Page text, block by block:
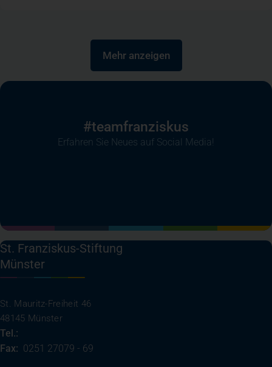
Mehr anzeigen
#teamfranziskus
Erfahren Sie Neues auf Social Media!
St. Franziskus-Stiftung
Münster
St. Mauritz-Freiheit 46
48145 Münster
Tel.:
Fax: 0251 27079 - 69